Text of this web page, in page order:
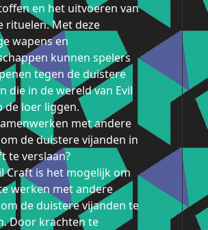
en het uitvoeren van
rituelen. Met deze
wapens en
kunnen spelers
tegen de duistere
die in de wereld van Evil
de loer liggen.
met andere
de duistere vijanden in
te verslaan?
Craft is het mogelijk om
werken met andere
de duistere vijanden te
Door krachten te